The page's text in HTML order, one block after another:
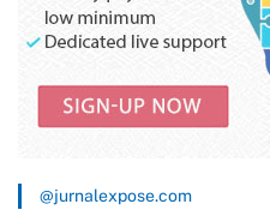
@jurnalexpose.com